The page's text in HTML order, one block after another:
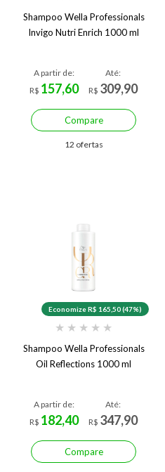
Shampoo Wella Professionals
Invigo Nutri Enrich 1000 ml
A partir de:
R$ 157,60
Até:
R$ 309,90
Compare
12 ofertas
Economize R$ 165,50 (47%)
★ ★ ★ ★ ★
Shampoo Wella Professionals
Oil Reflections 1000 ml
A partir de:
R$ 182,40
Até:
R$ 347,90
Compare